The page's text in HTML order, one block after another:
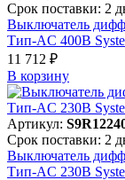
Срок поставки: 2
Выключатель
Тип-AC 400В
11 712 ₽
В корзинy
Артикул:
Срок поставки: 2
Выключатель
Тип-AC 230В